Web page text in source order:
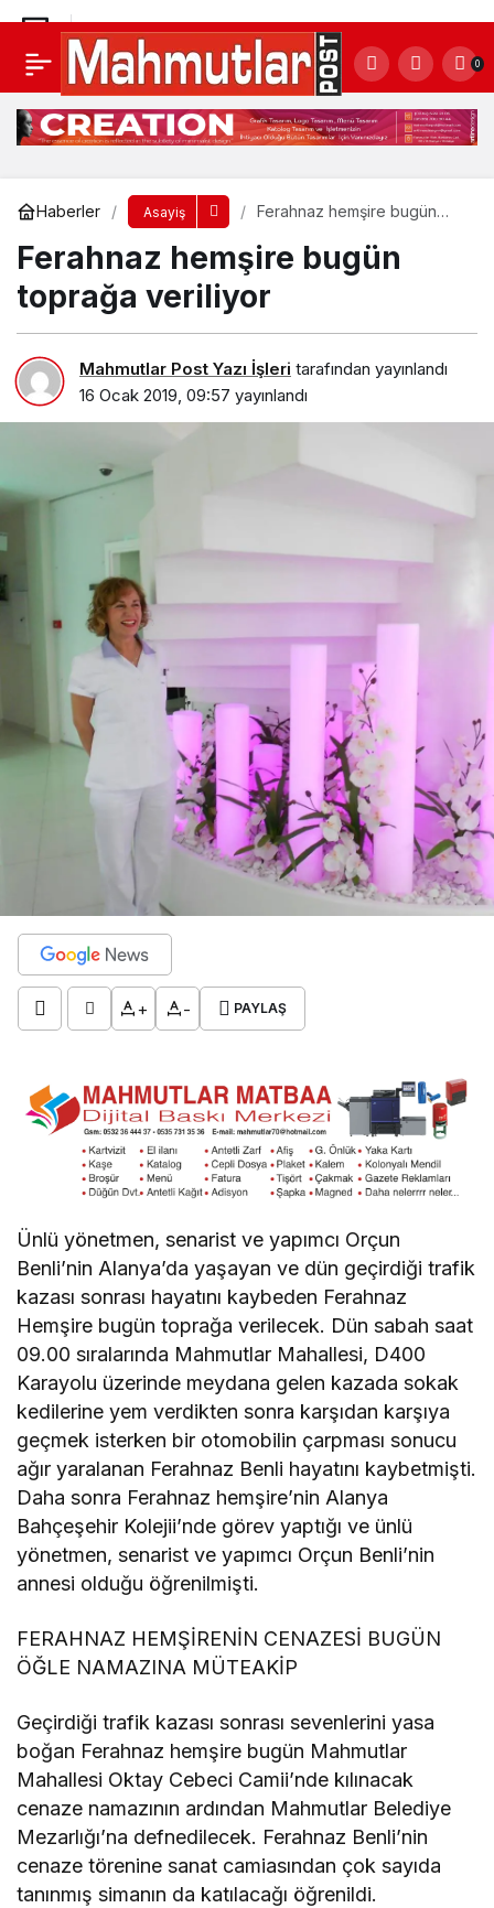
0
Haberler Asayiş
Ferahnaz hemşire bugün
Ferahnaz hemşire bugün
toprağa veriliyor
Mahmutlar Post Yazı İşleri tarafından yayınlandı
16 Ocak 2019, 09:57 yayınlandı
+ - PAYLAŞ
Ünlü yönetmen, senarist ve yapımcı Orçun
Benli’nin Alanya’da yaşayan ve dün geçirdiği trafik
kazası sonrası hayatını kaybeden Ferahnaz
Hemşire bugün toprağa verilecek. Dün sabah saat
09.00 sıralarında Mahmutlar Mahallesi, D400
Karayolu üzerinde meydana gelen kazada sokak
kedilerine yem verdikten sonra karşıdan karşıya
geçmek isterken bir otomobilin çarpması sonucu
ağır yaralanan Ferahnaz Benli hayatını kaybetmişti.
Daha sonra Ferahnaz hemşire’nin Alanya
Bahçeşehir Kolejii’nde görev yaptığı ve ünlü
yönetmen, senarist ve yapımcı Orçun Benli’nin
annesi olduğu öğrenilmişti.
FERAHNAZ HEMŞİRENİN CENAZESİ BUGÜN
ÖĞLE NAMAZINA MÜTEAKİP
Geçirdiği trafik kazası sonrası sevenlerini yasa
boğan Ferahnaz hemşire bugün Mahmutlar
Mahallesi Oktay Cebeci Camii’nde kılınacak
cenaze namazının ardından Mahmutlar Belediye
Mezarlığı’na defnedilecek. Ferahnaz Benli’nin
cenaze törenine sanat camiasından çok sayıda
tanınmış simanın da katılacağı öğrenildi.
Ferahnaz hemşire bugün toprağa veriliyor
Yorum Yap